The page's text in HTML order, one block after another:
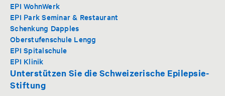
EPI WohnWerk
EPI Park Seminar & Restaurant
Schenkung Dapples
Oberstufenschule Lengg
EPI Spitalschule
EPI Klinik
Unterstützen Sie die Schweizerische Epilepsie-
Stiftung